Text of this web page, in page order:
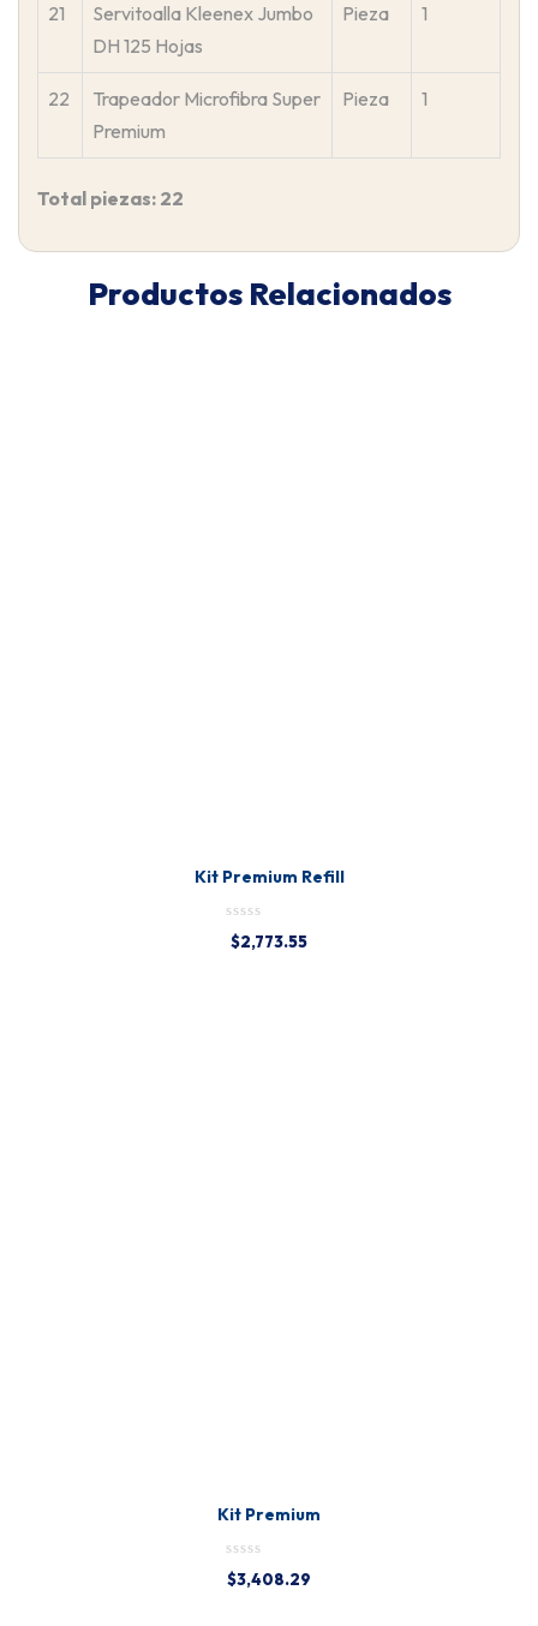
21
Servitoalla Kleenex Jumbo
DH 125 Hojas
Pieza 1
22
Trapeador Microfibra Super
Premium
Pieza 1
Total piezas: 22
Productos Relacionados
Kit Premium Refill
$2,773.55
Kit Premium
$3,408.29